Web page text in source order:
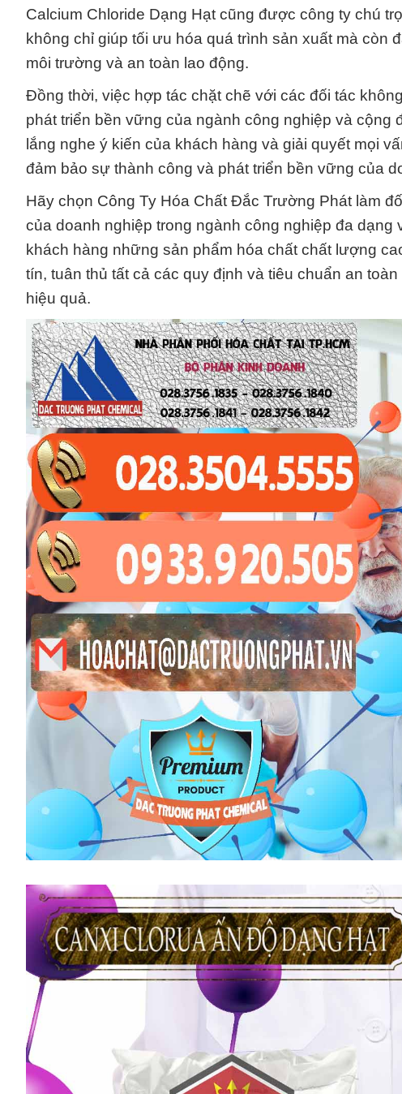
Calcium Chloride Dạng Hạt cũng được công ty chú
không chỉ giúp tối ưu hóa quá trình sản xuất mà còn
môi trường và an toàn lao động.
Đồng thời, việc hợp tác chặt chẽ với các đối tác
phát triển bền vững của ngành công nghiệp và
lắng nghe ý kiến của khách hàng và giải quyết mọi
đảm bảo sự thành công và phát triển bền vững của
Hãy chọn Công Ty Hóa Chất Đắc Trường Phát làm
của doanh nghiệp trong ngành công nghiệp đa
khách hàng những sản phẩm hóa chất chất lượng
tín, tuân thủ tất cả các quy định và tiêu chuẩn an
hiệu quả.